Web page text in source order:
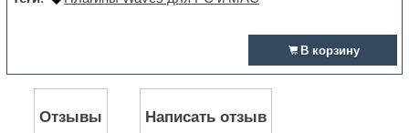
В корзину
Отзывы Написать отзыв